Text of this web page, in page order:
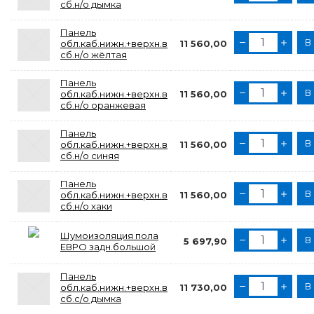
сб.н/о дымка
Панель
обл.каб.нижн.+верхн.в
сб.н/о жёлтая
11 560,00 В
Панель
обл.каб.нижн.+верхн.в
сб.н/о оранжевая
11 560,00 В
Панель
обл.каб.нижн.+верхн.в
сб.н/о синяя
11 560,00 В
Панель
обл.каб.нижн.+верхн.в
сб.н/о хаки
11 560,00 В
Шумоизоляция пола
ЕВРО задн.большой
5 697,90 В
Панель
обл.каб.нижн.+верхн.в
сб.с/о дымка
11 730,00 В